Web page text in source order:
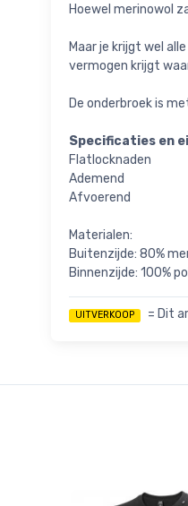
Hoewel merinowol
Maar je krijgt wel
vermogen krijgt
De onderbroek is
Specificaties en
Flatlocknaden
Ademend
Afvoerend
Materialen:
Buitenzijde: 80%
Binnenzijde: 100%
UITVERKOOP = Dit